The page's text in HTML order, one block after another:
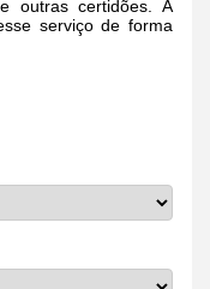
outras certidões. A
serviço de forma